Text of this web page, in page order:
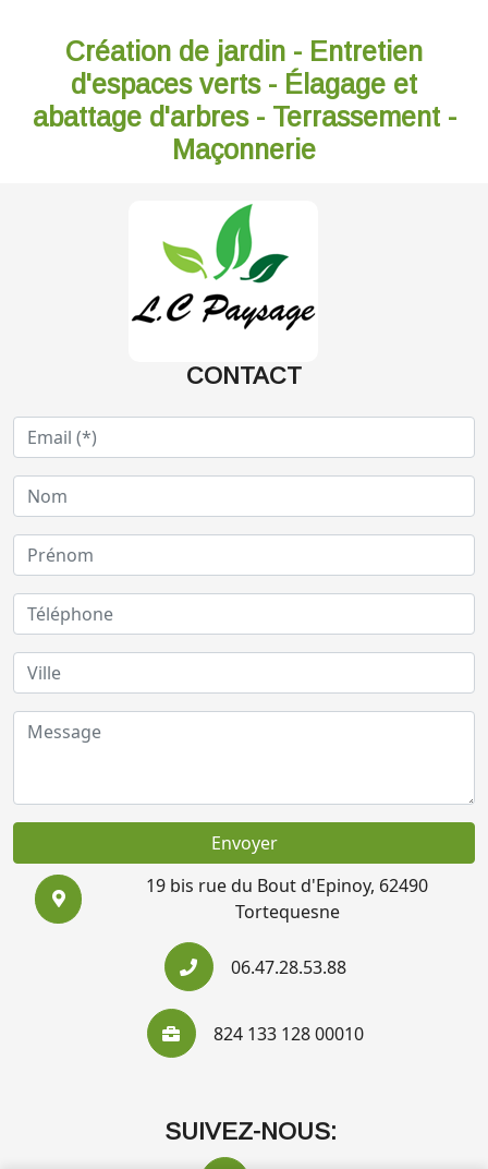
Création de jardin - Entretien
d'espaces verts - Élagage et
abattage d'arbres - Terrassement -
Maçonnerie
CONTACT
Envoyer
19 bis rue du Bout d'Epinoy, 62490
Tortequesne
06.47.28.53.88
824 133 128 00010
SUIVEZ-NOUS: